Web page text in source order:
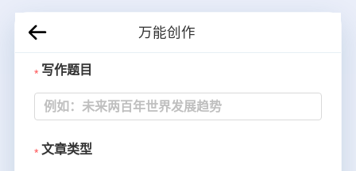
万能创作
写作题目
文章类型